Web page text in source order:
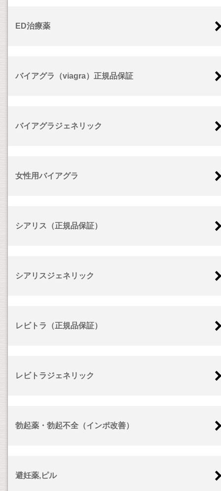
ED治療薬
バイアグラ（viagra）正規品保証
バイアグラジェネリック
女性用バイアグラ
シアリス（正規品保証）
シアリスジェネリック
レビトラ（正規品保証）
レビトラジェネリック
勃起薬・勃起不全（インポ改善）
避妊薬,ピル